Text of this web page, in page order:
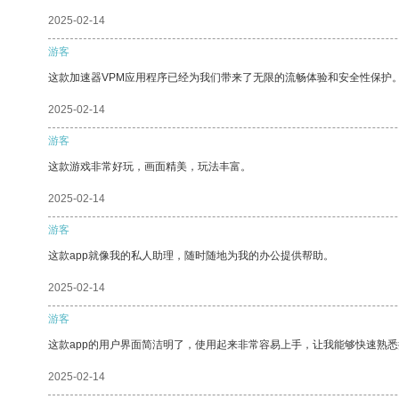
2025-02-14
游客
这款加速器VPM应用程序已经为我们带来了无限的流畅体验和安全性保护。
2025-02-14
游客
这款游戏非常好玩，画面精美，玩法丰富。
2025-02-14
游客
这款app就像我的私人助理，随时随地为我的办公提供帮助。
2025-02-14
游客
这款app的用户界面简洁明了，使用起来非常容易上手，让我能够快速熟悉
2025-02-14